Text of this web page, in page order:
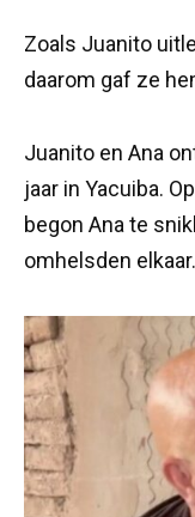
Zoals Juanito
daarom gaf ze
Juanito en Ana
jaar in Yacuiba.
begon Ana te
omhelsden elkaar.